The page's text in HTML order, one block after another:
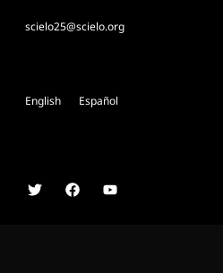
scielo25@scielo.org
English Español